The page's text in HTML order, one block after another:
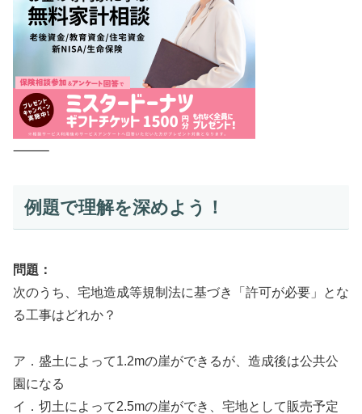
⸻
例題で理解を深めよう！
問題：
次のうち、宅地造成等規制法に基づき「許可が必要」とな
る工事はどれか？
ア．盛土によって1.2mの崖ができるが、造成後は公共公
園になる
イ．切土によって2.5mの崖ができ、宅地として販売予定